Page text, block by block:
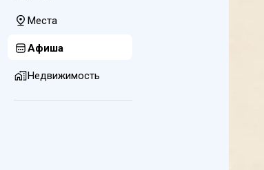
Места
Афиша
Недвижимость